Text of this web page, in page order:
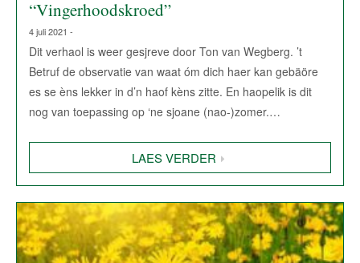
“Vingerhoodskroed”
4 juli 2021 -
Dit verhaol is weer gesjreve door Ton van Wegberg. ’t
Betruf de observatie van waat óm dich haer kan gebäöre
es se èns lekker in d’n haof kèns zitte. En haopelik is dit
nog van toepassing op ‘ne sjoane (nao-)zomer.…
LAES VERDER